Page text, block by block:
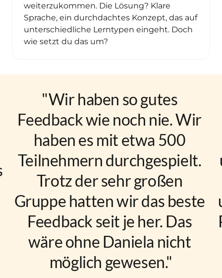
weiterzukommen. Die Lösung? Klare
Sprache, ein durchdachtes Konzept, das auf
unterschiedliche Lerntypen eingeht. Doch
wie setzt du das um?
"Wir haben so gutes
Feedback wie noch nie. Wir
haben es mit etwa 500
Teilnehmern durchgespielt.
Trotz der sehr großen
Gruppe hatten wir das beste
Feedback seit je her. Das
wäre ohne Daniela nicht
möglich gewesen."